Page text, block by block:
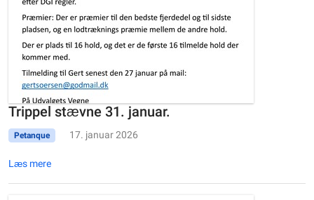
Trippel stævne 31. januar.
Petanque 17. januar 2026
Læs mere